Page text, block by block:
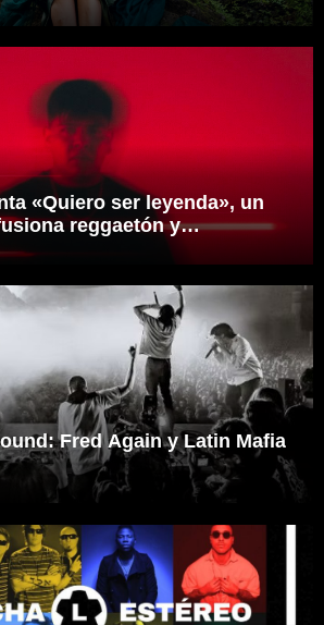
«Quiero ser leyenda», un
reggaetón y
una visión propia
sonidero Mexicano.
Fred Again y Latin Mafia